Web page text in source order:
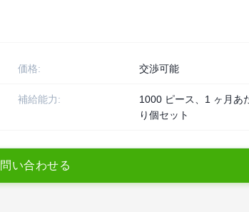
価格: 交渉可能
補給能力:
1000 ピース、1 ヶ月あ
り個セット
問 い合わせる